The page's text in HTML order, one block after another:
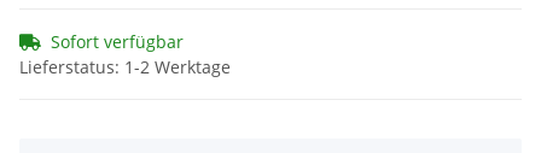
Sofort verfügbar
Lieferstatus: 1-2 Werktage